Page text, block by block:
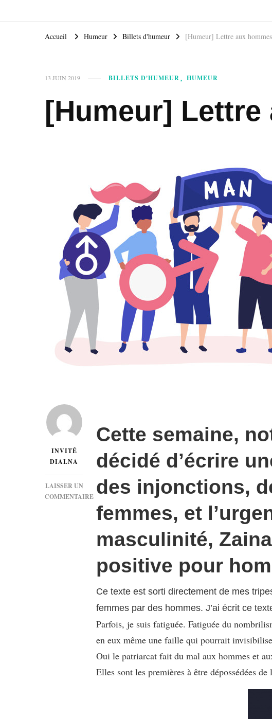
Accueil Humeur Billets d'humeur [Humeur] Lettre aux hommes
13 JUIN 2019 BILLETS D'HUMEUR HUMEUR
[Humeur] Lettre
INVITÉ
DIALNA
LAISSER UN
COMMENTAIRE
Cette semaine,
décidé d’écrire
des injonctions,
femmes, et
masculinité,
positive pour
Ce texte est sorti directement de mes
femmes par des hommes. J’ai écrit ce
Parfois, je suis fatiguée. Fatiguée du
en eux même une faille qui pourrait
Oui le patriarcat fait du mal aux hommes et
Elles sont les premières à être dépossédées